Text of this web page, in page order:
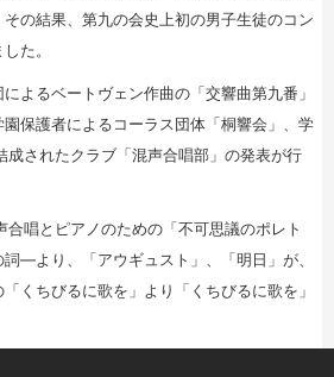
の結果、第九の会史上初の男子生徒のコン
た。
よるベートヴェン作曲の「交響曲第九番」
保護者によるコーラス団体「桐響会」、学
されたクラブ「混声合唱部」の発表が行
合唱とピアノのための「不可思議のポレト
―より、「アウギュスト」、「明日」が、
くちびるに歌を」より「くちびるに歌を」